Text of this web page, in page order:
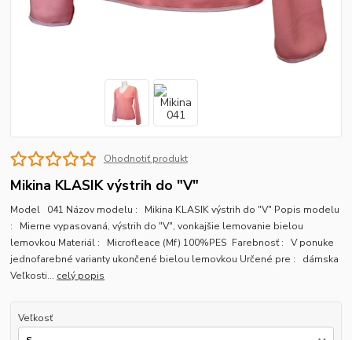
Ohodnotiť produkt
Mikina KLASIK výstrih do "V"
Model 041 Názov modelu : Mikina KLASIK výstrih do "V" Popis modelu
: Mierne vypasovaná, výstrih do "V", vonkajšie lemovanie bielou
lemovkou Materiál : Microfleace (Mf) 100%PES Farebnosť : V ponuke
jednofarebné varianty ukončené bielou lemovkou Určené pre : dámska
Veľkosti... celý popis
Veľkosť